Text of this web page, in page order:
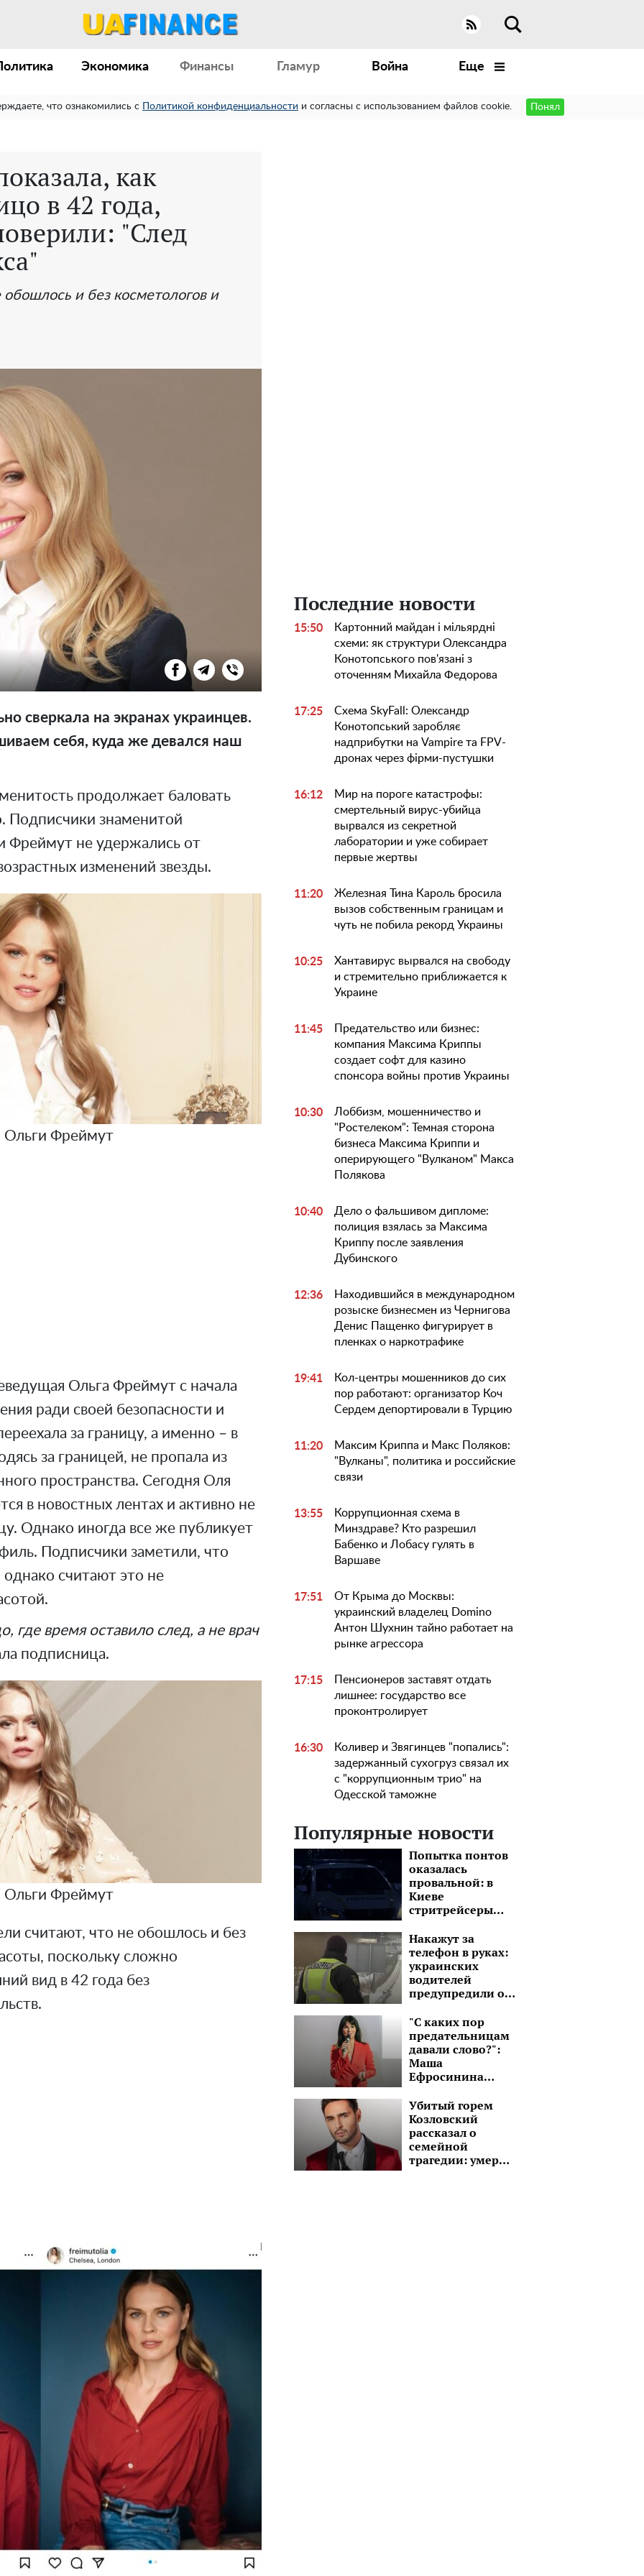
Экономика Финансы Гламур Война Еще
что ознакомились с Политикой конфиденциальности и согласны с использованием файлов cookie. Понял
как
в 42 года,
"След
и без косметологов и
сверкала на экранах украинцев.
себя, куда же девался наш
продолжает баловать
Подписчики знаменитой
Фреймут не удержались от
изменений звезды.
Ольги Фреймут
Ольга Фреймут с начала
ради своей безопасности и
за границу, а именно – в
за границей, не пропала из
пространства. Сегодня Оля
в новостных лентах и ​​активно не
Однако иногда все же публикует
Подписчики заметили, что
считают это не
где время оставило след, а не врач
подписница.
Ольги Фреймут
считают, что не обошлось и без
поскольку сложно
вид в 42 года без
Последние новости
15:50
Картонний майдан і мільярдні
схеми: як структури Олександра
Конотопського пов'язані з
оточенням Михайла Федорова
17:25
Схема SkyFall: Олександр
Конотопський заробляє
надприбутки на Vampire та FPV-
дронах через фірми-пустушки
16:12
Мир на пороге катастрофы:
смертельный вирус-убийца
вырвался из секретной
лаборатории и уже собирает
первые жертвы
11:20
Железная Тина Кароль бросила
вызов собственным границам и
чуть не побила рекорд Украины
10:25
Хантавирус вырвался на свободу
и стремительно приближается к
Украине
11:45
Предательство или бизнес:
компания Максима Криппы
создает софт для казино
спонсора войны против Украины
10:30
Лоббизм, мошенничество и
"Ростелеком": Темная сторона
бизнеса Максима Криппи и
оперирующего "Вулканом" Макса
Полякова
10:40
Дело о фальшивом дипломе:
полиция взялась за Максима
Криппу после заявления
Дубинского
12:36
Находившийся в международном
розыске бизнесмен из Чернигова
Денис Пащенко фигурирует в
пленках о наркотрафике
19:41
Кол-центры мошенников до сих
пор работают: организатор Коч
Сердем депортировали в Турцию
11:20
Максим Криппа и Макс Поляков:
"Вулканы", политика и российские
связи
13:55
Коррупционная схема в
Минздраве? Кто разрешил
Бабенко и Лобасу гулять в
Варшаве
17:51
От Крыма до Москвы:
украинский владелец Domino
Антон Шухнин тайно работает на
рынке агрессора
17:15
Пенсионеров заставят отдать
лишнее: государство все
проконтролирует
16:30
Коливер и Звягинцев "попались":
задержанный сухогруз связал их
с "коррупционным трио" на
Одесской таможне
Популярные новости
Попытка понтов
оказалась
провальной: в
Киеве
стритрейсеры
настоящее ралли.
Исход получился
печальным
Накажут за
телефон в руках:
украинских
водителей
предупредили об
за нарушение
правил за рулем
"С каких пор
предательницам
давали слово?":
Маша
Ефросинина
Лободу на
"съедение"
украинцам
Убитый горем
Козловский
рассказал о
семейной
трагедии: умер